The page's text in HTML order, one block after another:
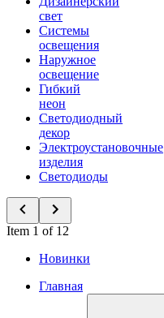
свет
Системы
освещения
Наружное
освещение
Гибкий
неон
Светодиодный
декор
Электроустановочные
изделия
Светодиоды
Item 1 of 12
Новинки
Главная